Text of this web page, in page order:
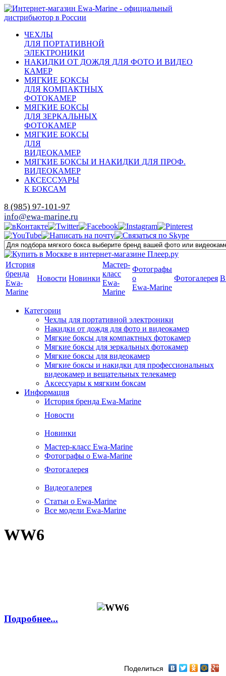
ЧЕХЛЫ
ДЛЯ ПОРТАТИВНОЙ
ЭЛЕКТРОНИКИ
НАКИДКИ ОТ ДОЖДЯ ДЛЯ ФОТО И ВИДЕО
КАМЕР
МЯГКИЕ БОКСЫ
ДЛЯ КОМПАКТНЫХ
ФОТОКАМЕР
МЯГКИЕ БОКСЫ
ДЛЯ ЗЕРКАЛЬНЫХ
ФОТОКАМЕР
МЯГКИЕ БОКСЫ
ДЛЯ
ВИДЕОКАМЕР
МЯГКИЕ БОКСЫ И НАКИДКИ ДЛЯ ПРОФ.
ВИДЕОКАМЕР
АКСЕССУАРЫ
К БОКСАМ
8 (985) 97-101-97
info@ewa-marine.ru
История
бренда
Ewa-
Marine
Новости Новинки
Мастер-
класс
Ewa-
Marine
Фотографы
о
Ewa-Marine
Фотогалерея
Категории
Чехлы для портативной электроники
Накидки от дождя для фото и видеокамер
Мягкие боксы для компактных фотокамер
Мягкие боксы для зеркальных фотокамер
Мягкие боксы для видеокамер
Мягкие боксы и накидки для профессиональных
видеокамер и вещательных телекамер
Аксессуары к мягким боксам
Информация
История бренда Ewa-Marine
Новости
Новинки
Мастер-класс Ewa-Marine
Фотографы о Ewa-Marine
Фотогалерея
Видеогалерея
Статьи о Ewa-Marine
Все модели Ewa-Marine
WW6
Подробнее...
Поделиться